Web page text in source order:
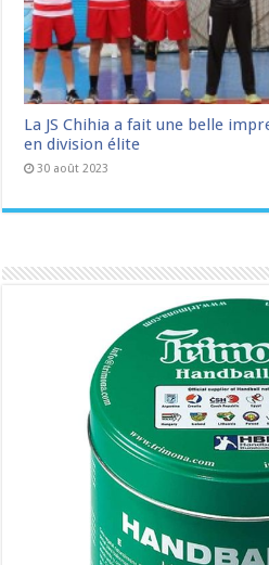
La JS Chihia a fait une belle
en division élite
30 août 2023